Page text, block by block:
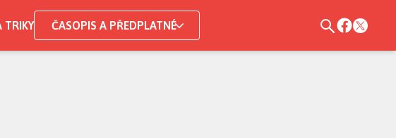
TRIKY ČASOPIS A PŘEDPLATNÉ